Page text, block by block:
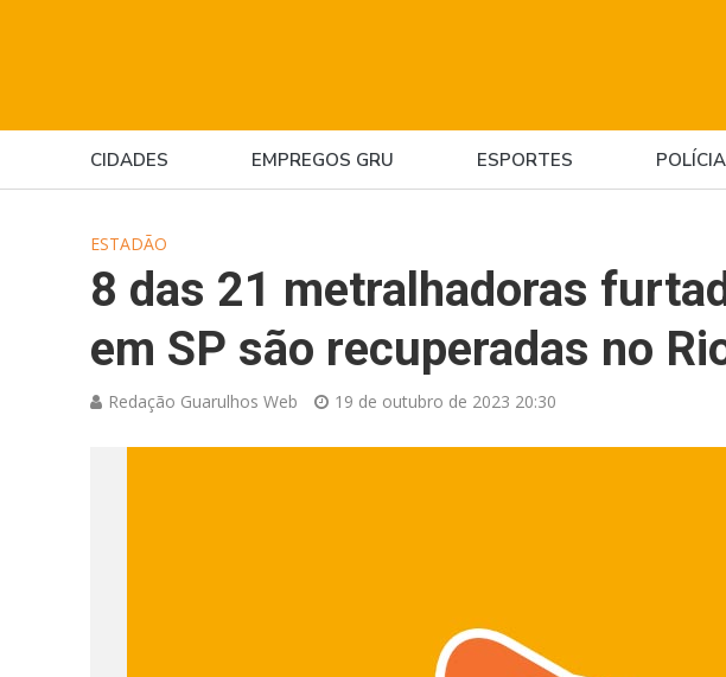
CIDADES EMPREGOS GRU ESPORTES POLÍCIA
ESTADÃO
8 das 21 metralhadoras
em SP são recuperadas no
Redação Guarulhos Web 19 de outubro de 2023 20:30